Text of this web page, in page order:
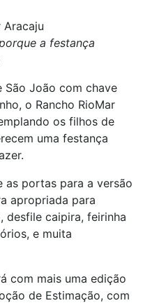
Aracaju
a festança
São João com chave
o Rancho RioMar
os filhos de
uma festança
as portas para a versão
apropriada para
desfile caipira, feirinha
e muita
com mais uma edição
de Estimação, com